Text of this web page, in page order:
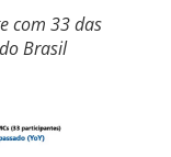
com 33 das
Brasil